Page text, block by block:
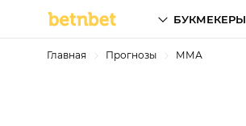
БУКМЕКЕРЫ
Главная Прогнозы ММА